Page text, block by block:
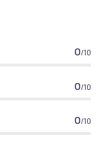
0/10
0/10
0/10